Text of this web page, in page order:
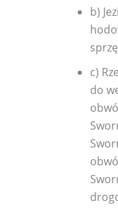
b)
c)
do